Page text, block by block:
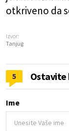
otkriveno da
Izvor:
Tanjug
5
Ime